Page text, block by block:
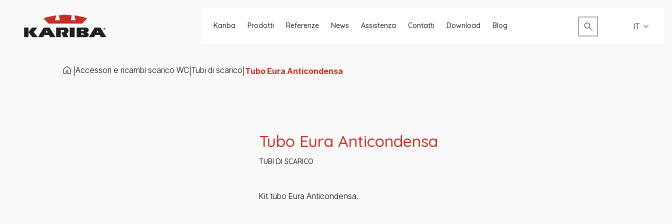
Kariba Prodotti Referenze News Assistenza Contatti Download Blog Cerca... IT
Accessori e ricambi scarico WC Tubi di scarico Tubo Eura Anticondensa
Tubo Eura Anticondensa
TUBI DI SCARICO
Kit tubo Eura Anticondensa.